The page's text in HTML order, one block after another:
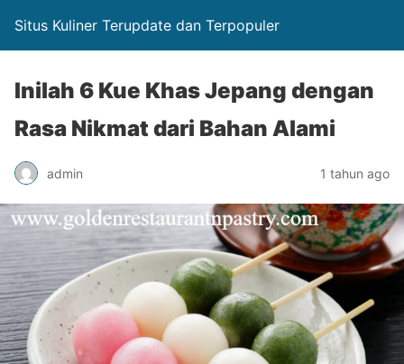
Situs Kuliner Terupdate dan Terpopuler
Inilah 6 Kue Khas Jepang dengan
Rasa Nikmat dari Bahan Alami
admin 1 tahun ago